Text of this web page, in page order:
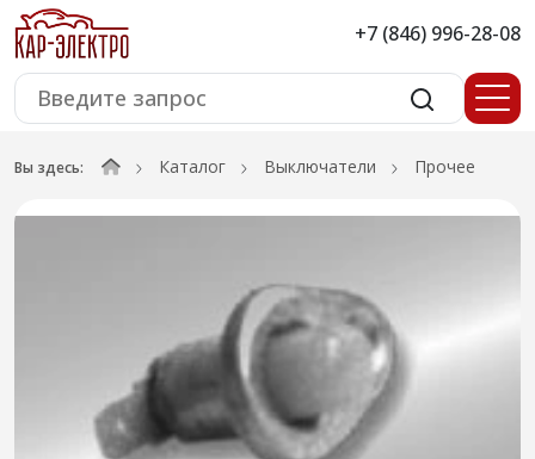
+7 (846) 996-28-08
Вы здесь: Каталог Выключатели Прочее